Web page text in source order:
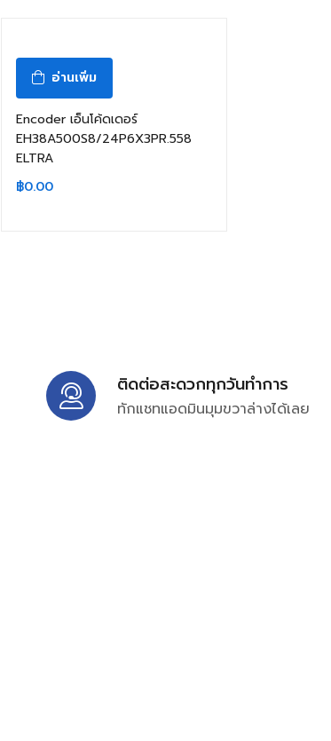
อ่านเพิ่ม
Encoder เอ็นโค้ดเดอร์
EH38A500S8/24P6X3PR.558
ELTRA
฿0.00
ติดต่อสะดวกทุกวันทำการ
ทักแชทแอดมินมุมขวาล่างได้เลย